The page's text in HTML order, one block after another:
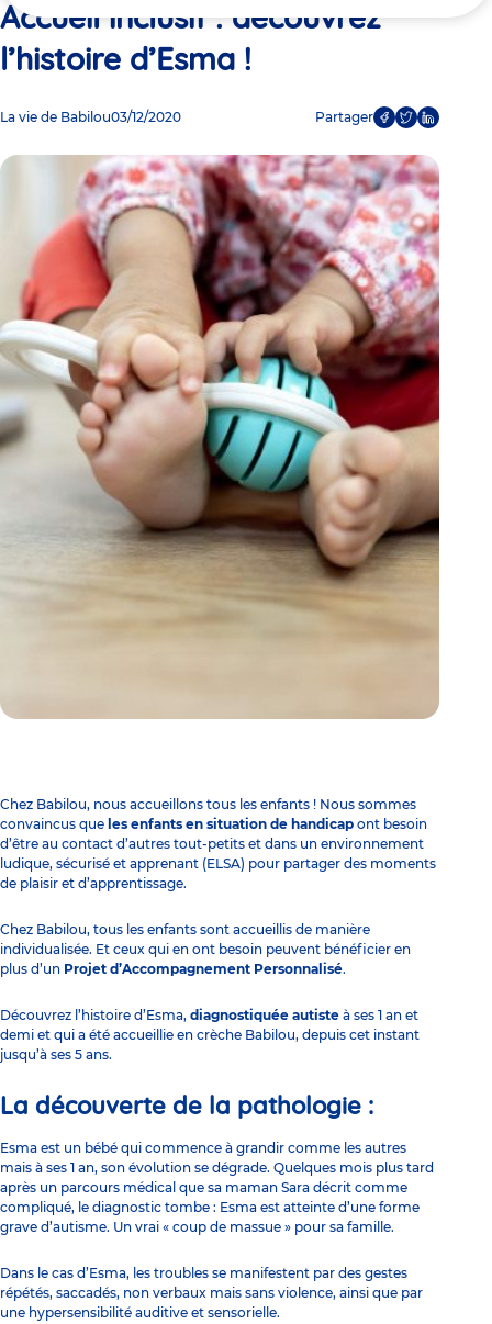
ici
Accueil inclusif : découvrez
l’histoire d’Esma !
La vie de Babilou03/12/2020 Partager
Chez Babilou, nous accueillons tous les enfants ! Nous sommes
convaincus que les enfants en situation de handicap ont besoin
d’être au contact d’autres tout-petits et dans un environnement
ludique, sécurisé et apprenant (ELSA) pour partager des moments
de plaisir et d’apprentissage.
Chez Babilou, tous les enfants sont accueillis de manière
individualisée. Et ceux qui en ont besoin peuvent bénéficier en
plus d’un Projet d’Accompagnement Personnalisé.
Découvrez l’histoire d’Esma, diagnostiquée autiste à ses 1 an et
demi et qui a été accueillie en crèche Babilou, depuis cet instant
jusqu’à ses 5 ans.
La découverte de la pathologie :
Esma est un bébé qui commence à grandir comme les autres
mais à ses 1 an, son évolution se dégrade. Quelques mois plus tard
après un parcours médical que sa maman Sara décrit comme
compliqué, le diagnostic tombe : Esma est atteinte d’une forme
grave d’autisme. Un vrai « coup de massue » pour sa famille.
Dans le cas d’Esma, les troubles se manifestent par des gestes
répétés, saccadés, non verbaux mais sans violence, ainsi que par
une hypersensibilité auditive et sensorielle.